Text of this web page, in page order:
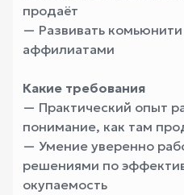
продаёт
— Развивать комьюнити
аффилиатами
Какие требования
— Практический опыт
понимание, как там
— Умение уверенно
решениями по
окупаемость